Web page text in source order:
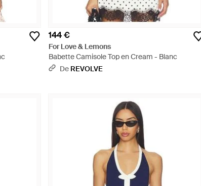
144 €
For Love & Lemons
Babette Camisole Top en Cream - Blanc
De REVOLVE